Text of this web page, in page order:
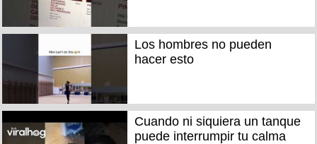
Los hombres no pueden
hacer esto
Cuando ni siquiera un tanque
puede interrumpir tu calma